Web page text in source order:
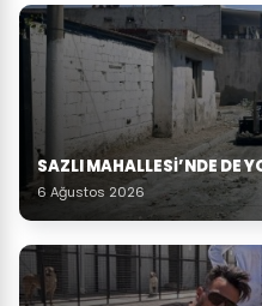
SAZLI MAHALLESİ’NDE DE
6 Ağustos 2026